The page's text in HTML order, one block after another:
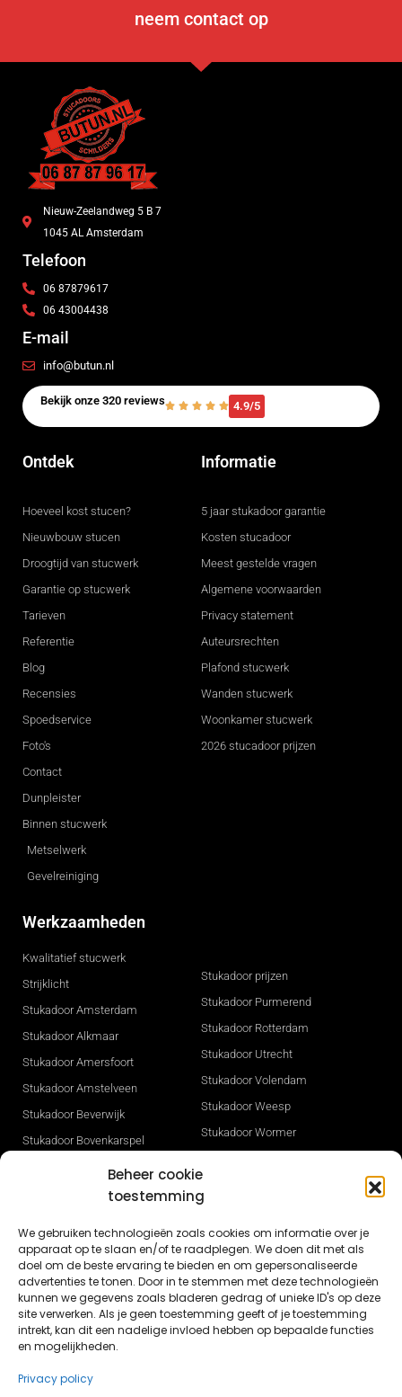
Beheer cookie
toestemming
We gebruiken technologieën zoals cookies om informatie over je
apparaat op te slaan en/of te raadplegen. We doen dit met als
doel om de beste ervaring te bieden en om gepersonaliseerde
advertenties te tonen. Door in te stemmen met deze technologieën
kunnen we gegevens zoals bladeren gedrag of unieke ID's op deze
site verwerken. Als je geen toestemming geeft of je toestemming
intrekt, kan dit een nadelige invloed hebben op bepaalde functies
en mogelijkheden.
Privacy policy
neem contact op
Nieuw-Zeelandweg 5 B 7
1045 AL Amsterdam
Telefoon
06 87879617
06 43004438
E-mail
info@butun.nl
Bekijk onze 320 reviews 4.9/5
Ontdek
Hoeveel kost stucen?
Nieuwbouw stucen
Droogtijd van stucwerk
Garantie op stucwerk
Tarieven
Referentie
Blog
Recensies
Spoedservice
Foto's
Contact
Dunpleister
Binnen stucwerk
Metselwerk
Gevelreiniging
Informatie
5 jaar stukadoor garantie
Kosten stucadoor
Meest gestelde vragen
Algemene voorwaarden
Privacy statement
Auteursrechten
Plafond stucwerk
Wanden stucwerk
Woonkamer stucwerk
2026 stucadoor prijzen
Werkzaamheden
Kwalitatief stucwerk
Strijklicht
Stukadoor Amsterdam
Stukadoor Alkmaar
Stukadoor Amersfoort
Stukadoor Amstelveen
Stukadoor Beverwijk
Stukadoor Bovenkarspel
Stukadoor Den Haag
Stukadoor Heerhugowaard
Stukadoor Hoorn
Stukadoor Ijmuiden
Stukadoor Leeuwarden
Stukadoor Lelystad
Stucwerk Lisse
Stukadoor prijzen
Stukadoor Purmerend
Stukadoor Rotterdam
Stukadoor Utrecht
Stukadoor Volendam
Stukadoor Weesp
Stukadoor Wormer
Stukadoor Sneek
Stukadoor Opmeer
Nieuwbouw stucwerk in Dronten
Nieuwbouw stukadoor Lelystad